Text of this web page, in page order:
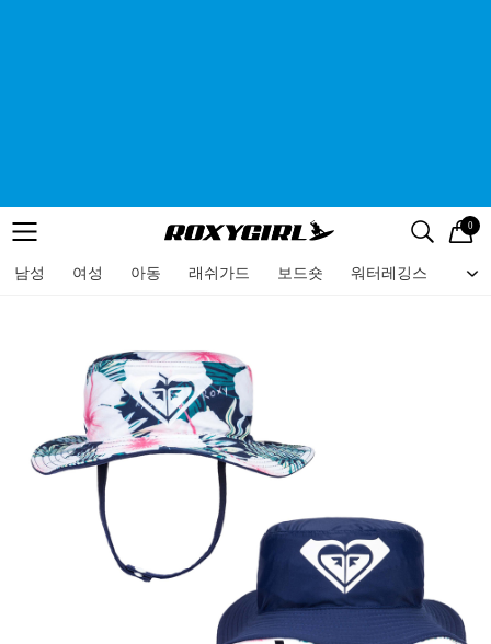
메뉴 검색
로고 0
남성 여성 아동 래쉬가드 보드숏 워터레깅스 비
메뉴